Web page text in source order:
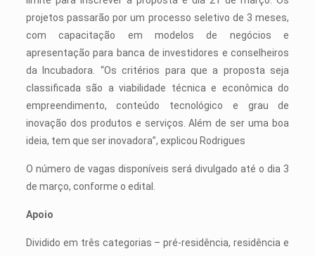
projetos passarão por um processo seletivo de 3 meses,
com capacitação em modelos de negócios e
apresentação para banca de investidores e conselheiros
da Incubadora. “Os critérios para que a proposta seja
classificada são a viabilidade técnica e econômica do
empreendimento, conteúdo tecnológico e grau de
inovação dos produtos e serviços. Além de ser uma boa
ideia, tem que ser inovadora”, explicou Rodrigues
O número de vagas disponíveis será divulgado até o dia 3
de março, conforme o edital.
Apoio
Dividido em três categorias – pré-residência, residência e